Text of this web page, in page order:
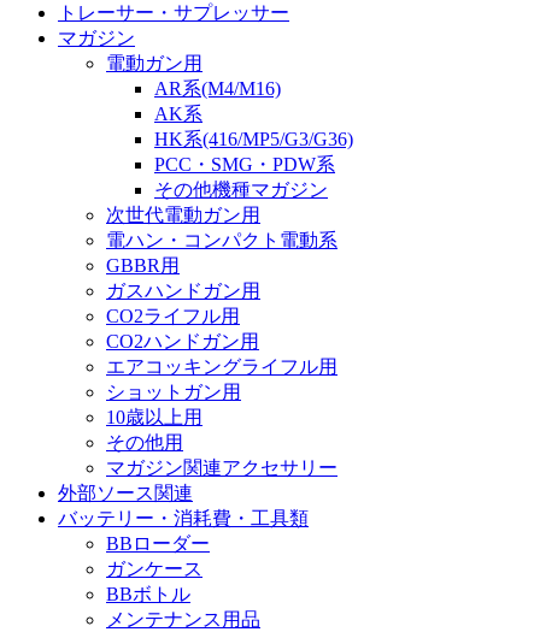
トレーサー・サプレッサー
マガジン
電動ガン用
AR系(M4/M16)
AK系
HK系(416/MP5/G3/G36)
PCC・SMG・PDW系
その他機種マガジン
次世代電動ガン用
電ハン・コンパクト電動系
GBBR用
ガスハンドガン用
CO2ライフル用
CO2ハンドガン用
エアコッキングライフル用
ショットガン用
10歳以上用
その他用
マガジン関連アクセサリー
外部ソース関連
バッテリー・消耗費・工具類
BBローダー
ガンケース
BBボトル
メンテナンス用品